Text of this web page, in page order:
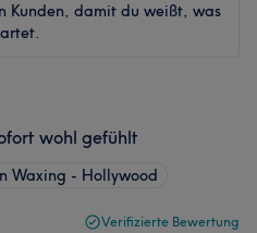
Kunden, damit du weißt, was
wohl gefühlt
Waxing - Hollywood
Verifizierte Bewertung